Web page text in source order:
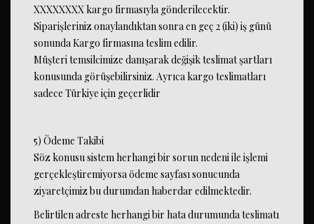
XXXXXXXX kargo firmasıyla gönderilecektir.
Siparişleriniz onaylandıktan sonra en geç 2 (iki) iş günü
sonunda Kargo firmasına teslim edilir.
Müşteri temsilcimize danışarak değişik teslimat şartları
konusunda görüşebilirsiniz. Ayrıca kargo teslimatları
sadece Türkiye için geçerlidir
5) Ödeme Takibi
Söz konusu sistem herhangi bir sorun nedeni ile işlemi
gerçekleştiremiyorsa ödeme sayfası sonucunda
ziyaretçimiz bu durumdan haberdar edilmektedir.
Belirtilen adreste herhangi bir hata durumunda teslimatı